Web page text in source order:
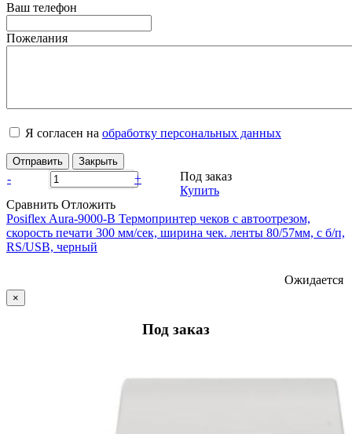
Ваш телефон
Пожелания
Я согласен на обработку персональных данных
Отправить Закрыть
- +
Под заказ
Купить
Сравнить Отложить
Posiflex Aura-9000-В Термопринтер чеков с автоотрезом,
скорость печати 300 мм/сек, ширина чек. ленты 80/57мм, с б/п,
RS/USB, черный
Ожидается
×
Под заказ